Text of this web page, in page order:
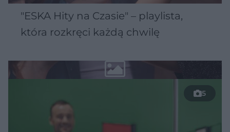
"ESKA Hity na Czasie" – playlista,
która rozkręci każdą chwilę
5